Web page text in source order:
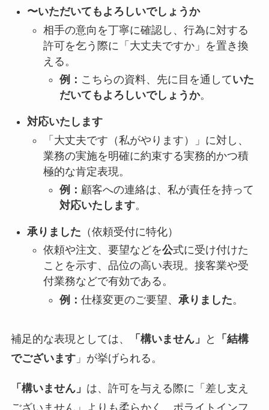
〜いただいてもよろしいでしょうか
相手の意向を丁寧に確認し、行為に対する
許可を乞う際に「大丈夫ですか」を置き換
える。
例： こちらの資料、先に目を通していた
だいてもよろしいでしょうか。
対応いたします
「大丈夫です（私がやります）」に対し、
業務の実施を明確に約束する実務的かつ積
極的な肯定表現。
例： 顧客への連絡は、私が責任を持って
対応いたします。
承りました （依頼受付に特化）
依頼や注文、要望などを公式に受け付けた
ことを示す、品位の高い表現。接客業や受
付業務などで有効である。
例： 仕様変更のご要望、 承りました。
補足的な表現としては、 「構いません」 と
「結構
でございます」が挙げられる。
「構いません」 は、許可を与える際に「差し支え
ございません」よりも柔らかく、ポライトインフ